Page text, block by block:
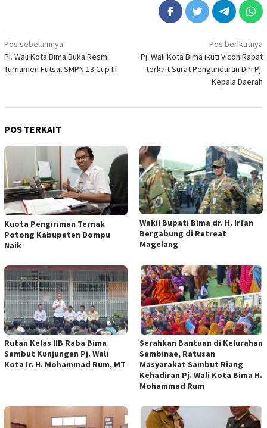
Navigasi
pos
Pos sebelumnya
Pj. Wali Kota Bima Buka Resmi
Turnamen Futsal SMPN 13 Cup III
Pos berikutnya
Pj. Wali Kota Bima ikuti Vicon Rapat
terkait Surat Pengunduran Diri Pj.
Kepala Daerah
POS TERKAIT
Kuota Pengiriman Ternak
Potong Kabupaten Dompu
Naik
Wakil Bupati Bima dr. H. Irfan
Bergabung di Retreat
Magelang
Rutan Kelas IIB Raba Bima
Sambut Kunjungan Pj. Wali
Kota Ir. H. Mohammad Rum, MT
Serahkan Bantuan di Kelurahan
Sambinae, Ratusan
Masyarakat Sambut Riang
Kehadiran Pj. Wali Kota Bima H.
Mohammad Rum